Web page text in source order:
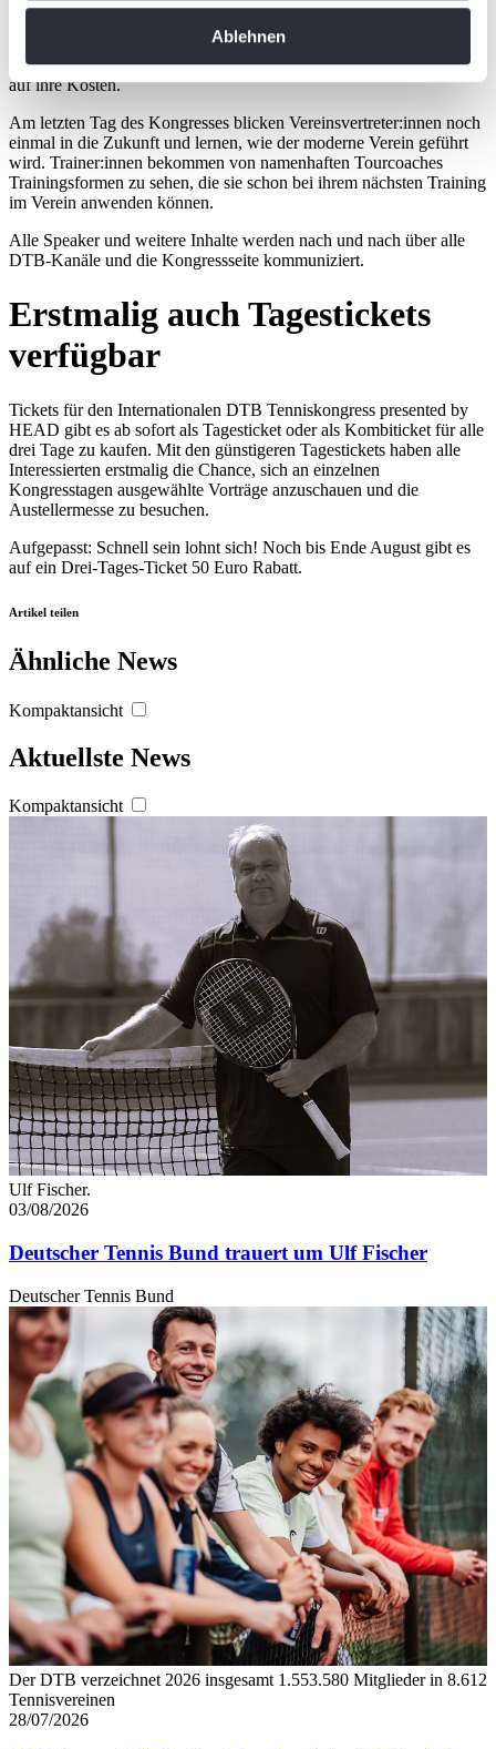
Erfahren Sie mehr darüber, wie Ihre persönlichen Daten
verarbeitet werden, und legen Sie Ihre Präferenzen im
Abschnitt Einzelheitenfest.
Wir verwenden Cookies, um Inhalte und Anzeigen zu
personalisieren, Funktionen für soziale Medien anbieten
analysieren. Außerdem geben wir Informationen zu Ihrer
Verwendung unserer Website an unsere Partner für
soziale Medien, Werbung und Analysen weiter. Unsere
weiteren Daten zusammen, die Sie ihnen bereitgestellt
haben oder die sie im Rahmen Ihrer Nutzung der Dienste
gesammelt haben. DieCookie-Einstellungen
jederzeit über den Link im Footer aufgerufen und
Ablehnen
welchen Themenschwerpunkten sie sich weiterbilden möchten. Egal
Ehrenamts oder zur Trendsportart Padel – Coaches,
Vereinsvertreter:innen und Tennisbegeisterte kommen am Samstag
auf ihre Kosten.
Am letzten Tag des Kongresses blicken Vereinsvertreter:innen noch
einmal in die Zukunft und lernen, wie der moderne Verein geführt
wird. Trainer:innen bekommen von namenhaften Tourcoaches
Trainingsformen zu sehen, die sie schon bei ihrem nächsten Training
im Verein anwenden können.
Alle Speaker und weitere Inhalte werden nach und nach über alle
DTB-Kanäle und die Kongressseite kommuniziert.
Erstmalig auch Tagestickets
verfügbar
Tickets für den Internationalen DTB Tenniskongress presented by
HEAD gibt es ab sofort als Tagesticket oder als Kombiticket für alle
drei Tage zu kaufen. Mit den günstigeren Tagestickets haben alle
Interessierten erstmalig die Chance, sich an einzelnen
Kongresstagen ausgewählte Vorträge anzuschauen und die
Austellermesse zu besuchen.
Aufgepasst: Schnell sein lohnt sich! Noch bis Ende August gibt es
auf ein Drei-Tages-Ticket 50 Euro Rabatt.
Artikel teilen
Ähnliche News
Kompaktansicht
Aktuellste News
Kompaktansicht
Ulf Fischer.
03/08/2026
Deutscher Tennis Bund trauert um Ulf Fischer
Deutscher Tennis Bund
Der DTB verzeichnet 2026 insgesamt 1.553.580 Mitglieder in 8.612
Tennisvereinen
28/07/2026